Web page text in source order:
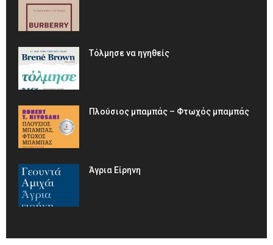
Τόλμησε να ηγηθείς
Πλούσιος μπαμπάς – Φτωχός μπαμπάς
Άγρια Είρηνη